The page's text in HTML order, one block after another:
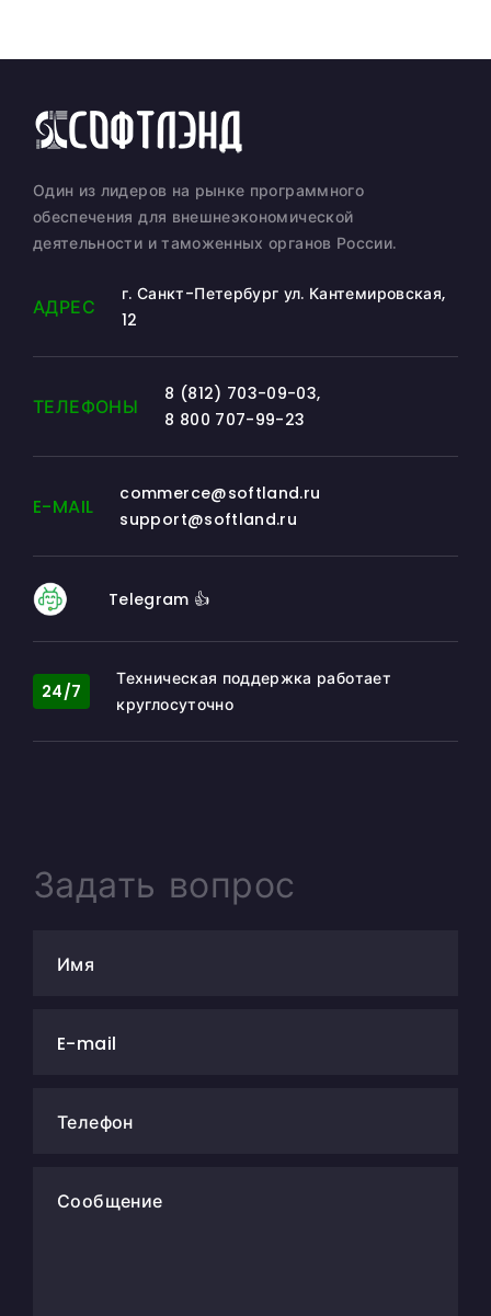
Один из лидеров на рынке программного
обеспечения для внешнеэкономической
деятельности и таможенных органов России.
АДРЕС
г. Санкт-Петербург ул. Кантемировская,
12
ТЕЛЕФОНЫ
8 (812) 703-09-03,
8 800 707-99-23
E-MAIL
commerce@softland.ru
support@softland.ru
Telegram 👍
24/7
Техническая поддержка работает
круглосуточно
Задать вопрос
Имя
E-mail
Телефон
Сообщение